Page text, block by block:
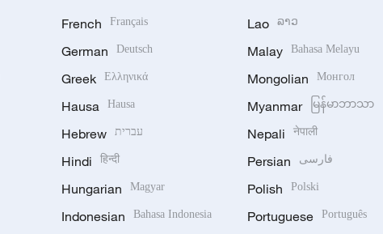
French Français
German Deutsch
Greek Ελληνικά
Hausa Hausa
Hebrew עברית
Hindi हिन्दी
Hungarian Magyar
Indonesian Bahasa Indonesia
Lao ລາວ
Malay Bahasa Melayu
Mongolian Монгол
Myanmar မြန်မာဘာသာ
Nepali नेपाली
Persian فارسی
Polish Polski
Portuguese Português